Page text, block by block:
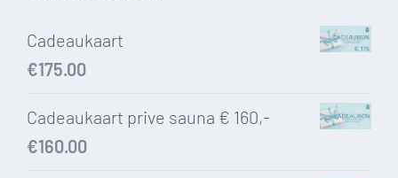
Cadeaukaart
€175.00
Cadeaukaart prive sauna € 160,-
€160.00